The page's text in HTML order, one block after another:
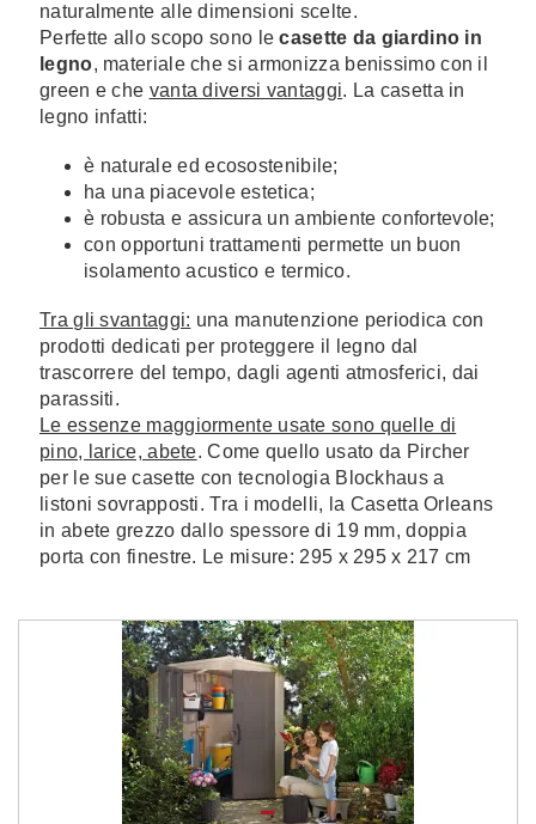
naturalmente alle dimensioni scelte.
Perfette allo scopo sono lecasette da giardino in
legno, materiale che si armonizza benissimo con il
green e che vanta diversi vantaggi. La casetta in
legno infatti:
è naturale ed ecosostenibile;
ha una piacevole estetica;
è robusta e assicura un ambiente confortevole;
con opportuni trattamenti permette un buon
isolamento acustico e termico.
Tra gli svantaggi: una manutenzione periodica con
prodotti dedicati per proteggere il legno dal
trascorrere del tempo, dagli agenti atmosferici, dai
parassiti.
Le essenze maggiormente usate sono quelle di
pino, larice, abete. Come quello usato da Pircher
per le sue casette con tecnologia Blockhaus a
listoni sovrapposti. Tra i modelli, la Casetta Orleans
in abete grezzo dallo spessore di 19 mm, doppia
porta con finestre. Le misure: 295 x 295 x 217 cm